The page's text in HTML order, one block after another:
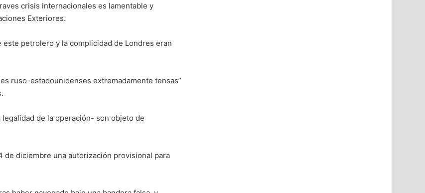
crisis internacionales es lamentable y
Exteriores.
petrolero y la complicidad de Londres eran
ruso-estadounidenses extremadamente tensas”
de la operación- son objeto de
de diciembre una autorización provisional para